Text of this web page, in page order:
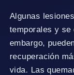
Algunas
temporales y se
embargo,
recuperación
vida. Las